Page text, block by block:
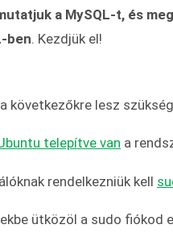
a MySQL-t, és
ben . Kezdjük el!
következőkre lesz
telepítve van a
rendelkezniük kell
ütközöl a sudo fiókod